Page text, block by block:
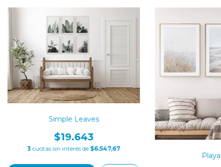
Simple Leaves
$19.643
3 cuotas sin interés de $6.547,67